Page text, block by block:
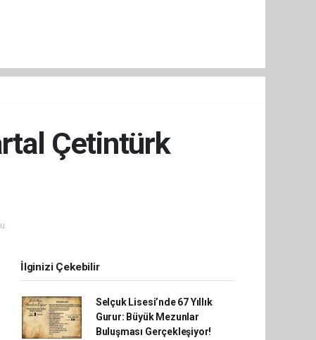
Çetintürk
İlginizi Çekebilir
Selçuk Lisesi’nde 67 Yıllık
Gurur: Büyük Mezunlar
Buluşması Gerçekleşiyor!